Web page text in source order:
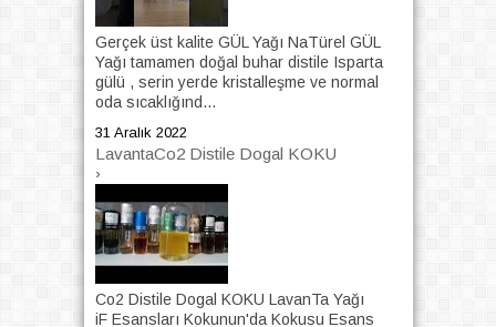
Gerçek üst kalite GÜL Yağı NaTürel GÜL
Yağı tamamen doğal buhar distile Isparta
gülü , serin yerde kristalleşme ve normal
oda sıcaklığınd...
31 Aralık 2022
LavantaCo2 Distile Dogal KOKU
›
Co2 Distile Dogal KOKU LavanTa Yağı
iF Esansları Kokunun'da Kokusu Esans